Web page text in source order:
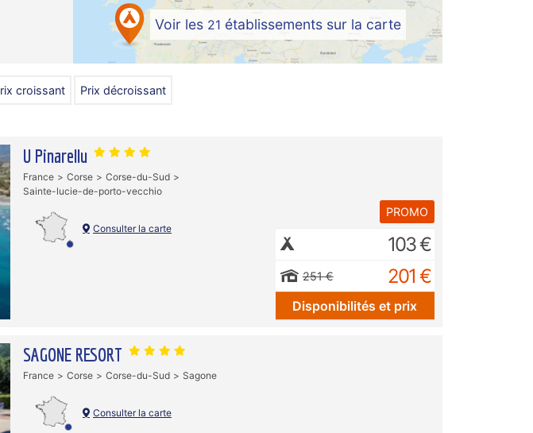
Voir les 21 établissements sur la carte
prix croissant prix décroissant
U Pinarellu
France Corse
Corse-du-Sud
Sainte-lucie-de-porto-vecchio
Consulter la carte
PROMO
103 €
251 € 201 €
Disponibilités et prix
SAGONE RESORT
France Corse Corse-du-Sud Sagone
Consulter la carte